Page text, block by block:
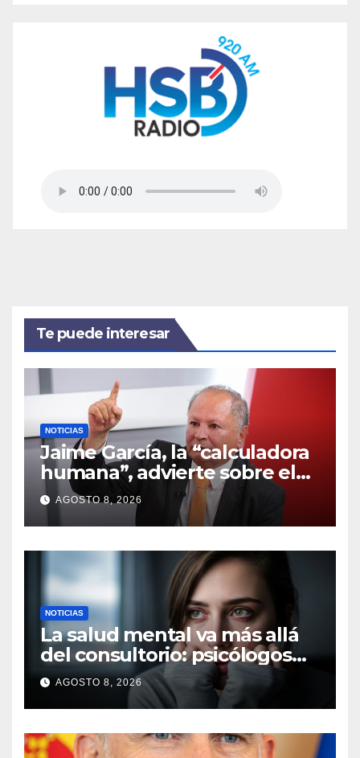
Te puede interesar
NOTICIAS
Jaime García, la “calculadora
humana”, advierte sobre el
uso excesivo de la
inteligencia artificial
AGOSTO 8, 2026
NOTICIAS
La salud mental va más allá
del consultorio: psicólogos
alertan sobre nuevos
desafíos sociales
AGOSTO 8, 2026